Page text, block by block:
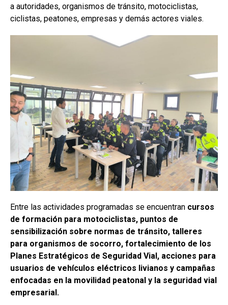
a autoridades, organismos de tránsito, motociclistas,
ciclistas, peatones, empresas y demás actores viales.
Entre las actividades programadas se encuentran cursos
de formación para motociclistas, puntos de
sensibilización sobre normas de tránsito, talleres
para organismos de socorro, fortalecimiento de los
Planes Estratégicos de Seguridad Vial, acciones para
usuarios de vehículos eléctricos livianos y campañas
enfocadas en la movilidad peatonal y la seguridad vial
empresarial.